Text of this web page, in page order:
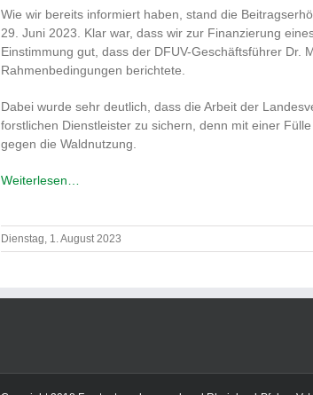
Wie wir bereits informiert haben, stand die
29. Juni 2023. Klar war, dass wir zur Finanzierung
Einstimmung gut, dass der DFUV-Geschäftsführer Dr.
Rahmenbedingungen berichtete.
Dabei wurde sehr deutlich, dass die Arbeit der
forstlichen Dienstleister zu sichern, denn mit einer
gegen die Waldnutzung.
Weiterlesen…
Dienstag, 1. August 2023